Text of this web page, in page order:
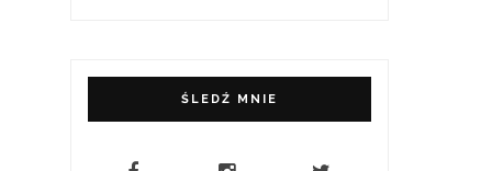
ŚLEDŹ MNIE